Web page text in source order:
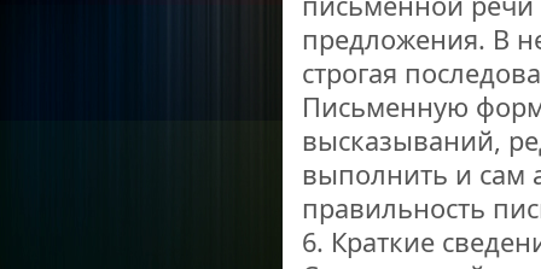
предложения. В
строгая
Письменную
высказываний,
выполнить и сам
правильность
6. Краткие